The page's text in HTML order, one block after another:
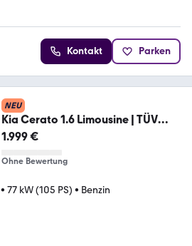
Kontakt Parken
NEU
Kia Cerato 1.6 Limousine | TÜV
NEU BIS 04/...
1.999 €
Ohne Bewertung
• 77 kW (105 PS) • Benzin